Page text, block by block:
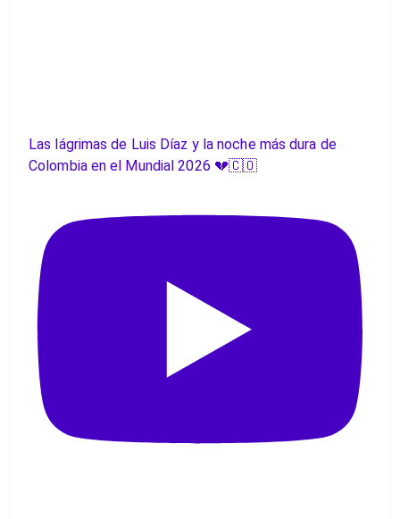
Las lágrimas de Luis Díaz y la noche más dura de
Colombia en el Mundial 2026 💔🇨🇴